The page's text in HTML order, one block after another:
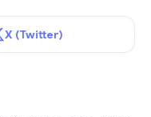
X (Twitter)